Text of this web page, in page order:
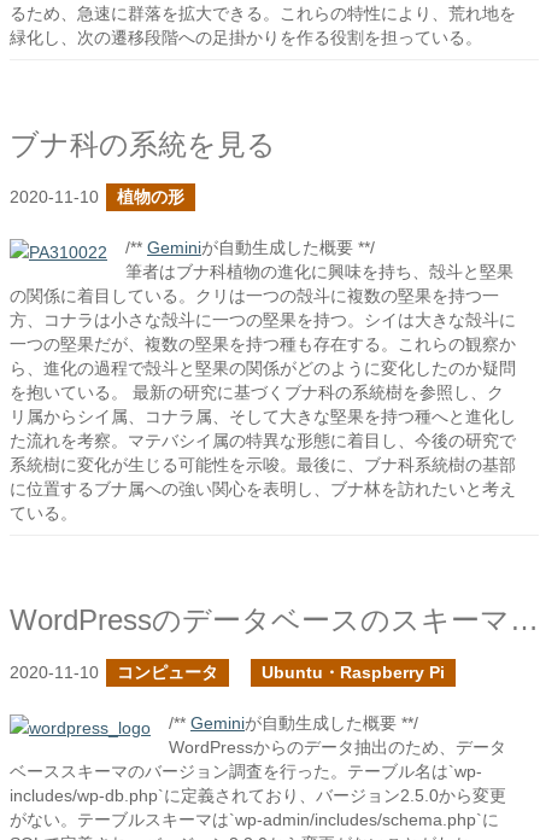
るため、急速に群落を拡大できる。これらの特性により、荒れ地を
緑化し、次の遷移段階への足掛かりを作る役割を担っている。
ブナ科の系統を見る
2020-11-10 植物の形
/** Geminiが自動生成した概要 **/
筆者はブナ科植物の進化に興味を持ち、殻斗と堅果
の関係に着目している。クリは一つの殻斗に複数の堅果を持つ一
方、コナラは小さな殻斗に一つの堅果を持つ。シイは大きな殻斗に
一つの堅果だが、複数の堅果を持つ種も存在する。これらの観察か
ら、進化の過程で殻斗と堅果の関係がどのように変化したのか疑問
を抱いている。 最新の研究に基づくブナ科の系統樹を参照し、ク
リ属からシイ属、コナラ属、そして大きな堅果を持つ種へと進化し
た流れを考察。マテバシイ属の特異な形態に着目し、今後の研究で
系統樹に変化が生じる可能性を示唆。最後に、ブナ科系統樹の基部
に位置するブナ属への強い関心を表明し、ブナ林を訪れたいと考え
ている。
WordPressのデータベースのスキーマを調べる
2020-11-10 コンピュータ Ubuntu・Raspberry Pi
/** Geminiが自動生成した概要 **/
WordPressからのデータ抽出のため、データ
ベーススキーマのバージョン調査を行った。テーブル名は`wp-
includes/wp-db.php`に定義されており、バージョン2.5.0から変更
がない。テーブルスキーマは`wp-admin/includes/schema.php`に